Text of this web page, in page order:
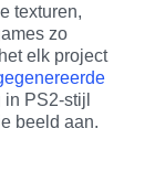
texturen,
zo
elk project
PS2-stijl
beeld aan.